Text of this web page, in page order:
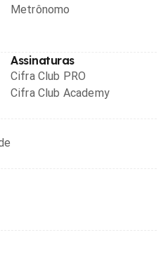
Metrônomo
Assinaturas
Cifra Club PRO
Cifra Club Academy